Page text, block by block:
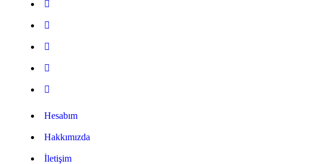
Hesabım
Hakkımızda
İletişim